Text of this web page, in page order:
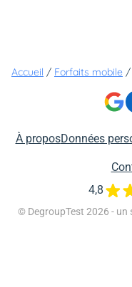
Accueil / Forfaits mobile /
À proposDonnées
© DegroupTest 2026 - un
4,8